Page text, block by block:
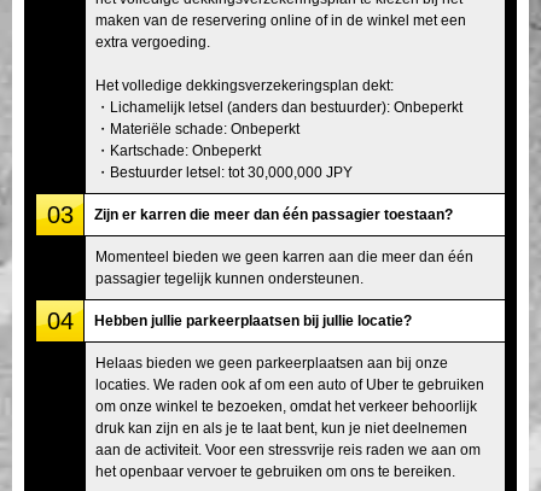
maken van de reservering online of in de winkel met een
extra vergoeding.
Het volledige dekkingsverzekeringsplan dekt:
・Lichamelijk letsel (anders dan bestuurder): Onbeperkt
・Materiële schade: Onbeperkt
・Kartschade: Onbeperkt
・Bestuurder letsel: tot 30,000,000 JPY
03 Zijn er karren die meer dan één passagier toestaan?
Momenteel bieden we geen karren aan die meer dan één
passagier tegelijk kunnen ondersteunen.
04 Hebben jullie parkeerplaatsen bij jullie locatie?
Helaas bieden we geen parkeerplaatsen aan bij onze
locaties. We raden ook af om een auto of Uber te gebruiken
om onze winkel te bezoeken, omdat het verkeer behoorlijk
druk kan zijn en als je te laat bent, kun je niet deelnemen
aan de activiteit. Voor een stressvrije reis raden we aan om
het openbaar vervoer te gebruiken om ons te bereiken.